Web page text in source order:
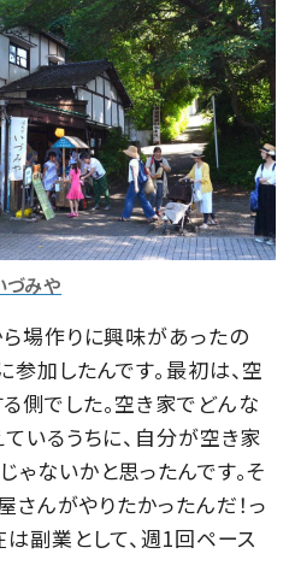
づみや
ら場作りに興味があったの
加したんです。最初は、空
側でした。空き家でどんな
いるうちに、自分が空き家
ないかと思ったんです。そ
さんがやりたかったんだ！っ
副業として、週1回ペース